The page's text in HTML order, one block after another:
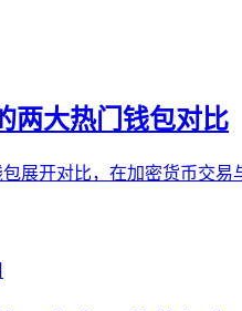
两大热门钱包对比
展开对比，在加密货币交